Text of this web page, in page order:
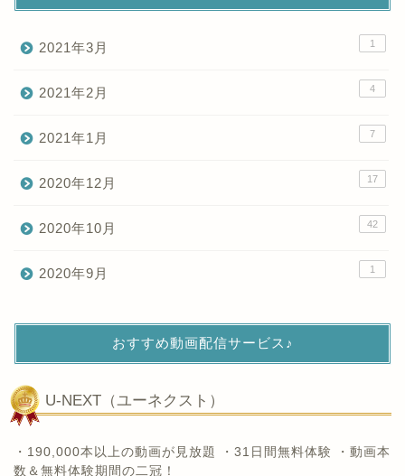
2021年3月 1
2021年2月 4
2021年1月 7
2020年12月 17
2020年10月 42
2020年9月 1
おすすめ動画配信サービス♪
U-NEXT（ユーネクスト）
・190,000本以上の動画が見放題 ・31日間無料体験 ・動画本
数＆無料体験期間の二冠！